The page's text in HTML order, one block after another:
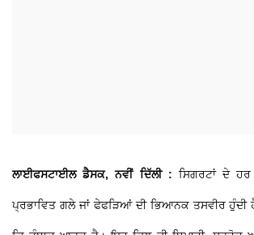
ਲਾਈਫਸਟਾਈਲ ਡੈਸਕ, ਨਵੀਂ ਦਿੱਲੀ : ਸਿਗਰਟਾਂ ਦੇ
ਪ੍ਰਭਾਵਿਤ ਗਲੇ ਜਾਂ ਫੇਫੜਿਆਂ ਦੀ ਭਿਆਨਕ ਤਸਵੀਰ